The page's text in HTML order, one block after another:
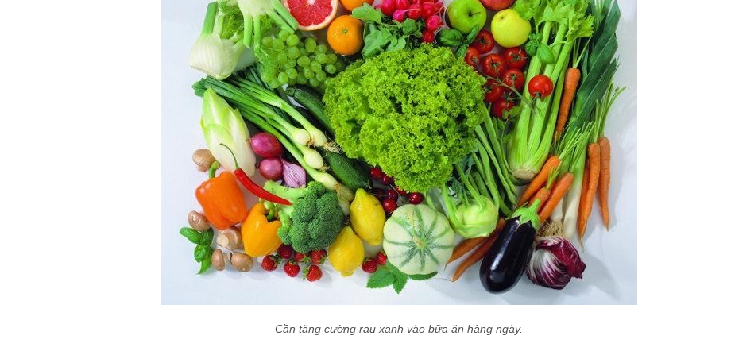
Cần tăng cường rau xanh vào bữa ăn hàng ngày.